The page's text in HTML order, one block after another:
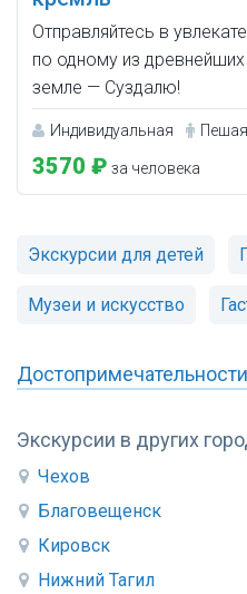
Экскурсии в других
Чехов
Благовещенск
Кировск
Нижний Тагил
Отправляйтесь в
по одному из
земле — Суздалю!
Индивидуальная Пешая
3570 ₽ за человека
Экскурсии для детей
Музеи и искусство